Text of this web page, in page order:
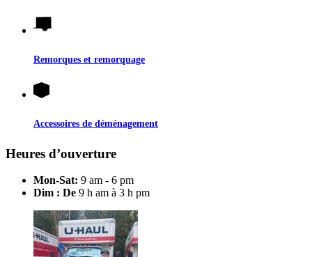
Remorques et remorquage
Accessoires de déménagement
Heures d’ouverture
Mon-Sat: 9 am - 6 pm
Dim : De 9 h am à 3 h pm